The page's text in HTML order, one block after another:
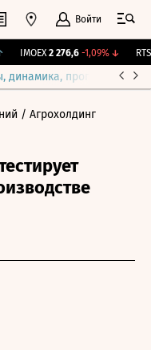
Войти
IMOEX 2 276,6 -1,09%↓ RTSI
прогнозы
/ Агрохолдинг